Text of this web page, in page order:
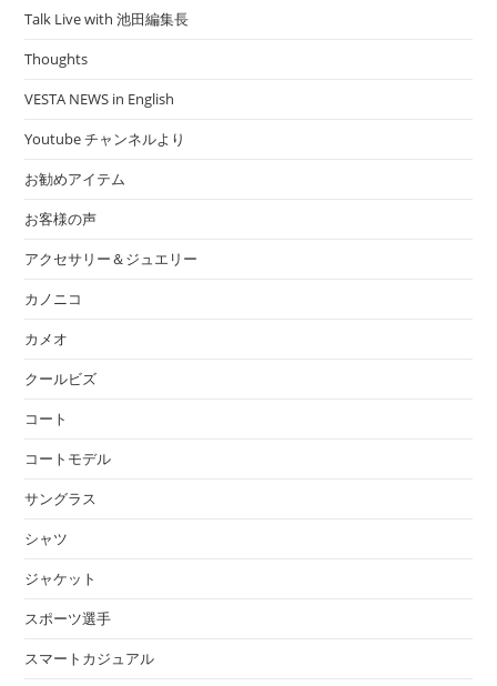
Talk Live with 池田編集長
Thoughts
VESTA NEWS in English
Youtube チャンネルより
お勧めアイテム
お客様の声
アクセサリー＆ジュエリー
カノニコ
カメオ
クールビズ
コート
コートモデル
サングラス
シャツ
ジャケット
スポーツ選手
スマートカジュアル